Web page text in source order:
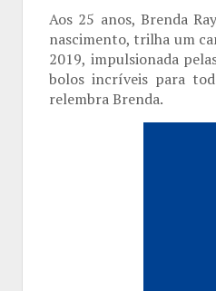
Aos 25 anos, Brenda
nascimento, trilha um
2019, impulsionada
bolos incríveis para
relembra Brenda.